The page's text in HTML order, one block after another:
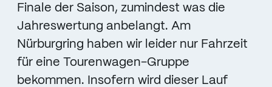
Finale der Saison, zumindest was die
Jahreswertung anbelangt. Am
Nürburgring haben wir leider nur Fahrzeit
für eine Tourenwagen-Gruppe
bekommen. Insofern wird dieser Lauf